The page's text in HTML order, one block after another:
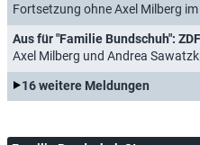
Fortsetzung ohne Axel Milberg
Axel Milberg und Andrea Sawatzki
16 weitere Meldungen